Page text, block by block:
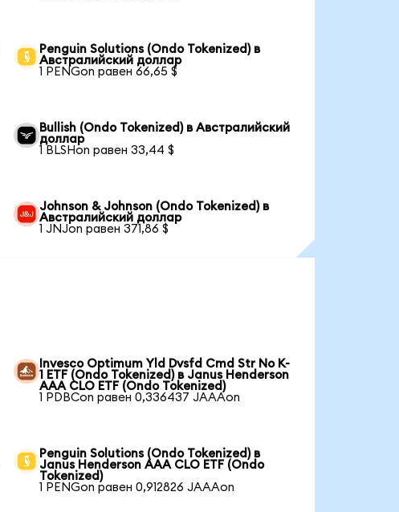
Penguin Solutions (Ondo Tokenized) в
Австралийский доллар
1 PENGon равен 66,65 $
Bullish (Ondo Tokenized) в Австралийский
доллар
1 BLSHon равен 33,44 $
Johnson & Johnson (Ondo Tokenized) в
Австралийский доллар
1 JNJon равен 371,86 $
Invesco Optimum Yld Dvsfd Cmd Str No K-
1 ETF (Ondo Tokenized) в Janus Henderson
AAA CLO ETF (Ondo Tokenized)
1 PDBCon равен 0,336437 JAAAon
Penguin Solutions (Ondo Tokenized) в
Janus Henderson AAA CLO ETF (Ondo
Tokenized)
1 PENGon равен 0,912826 JAAAon